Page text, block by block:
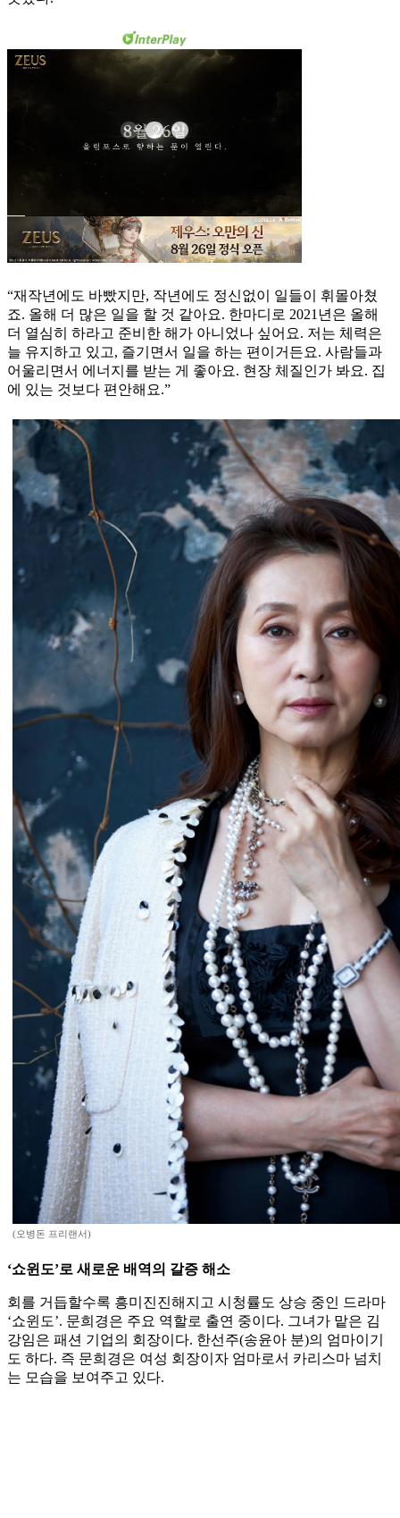
“재작년에도 바빴지만, 작년에도 정신없이 일들이 휘몰아쳤
죠. 올해 더 많은 일을 할 것 같아요. 한마디로 2021년은 올해
더 열심히 하라고 준비한 해가 아니었나 싶어요. 저는 체력은
늘 유지하고 있고, 즐기면서 일을 하는 편이거든요. 사람들과
어울리면서 에너지를 받는 게 좋아요. 현장 체질인가 봐요. 집
에 있는 것보다 편안해요.”
(오병돈 프리랜서)
‘쇼윈도’로 새로운 배역의 갈증 해소
회를 거듭할수록 흥미진진해지고 시청률도 상승 중인 드라마
‘쇼윈도’. 문희경은 주요 역할로 출연 중이다. 그녀가 맡은 김
강임은 패션 기업의 회장이다. 한선주(송윤아 분)의 엄마이기
도 하다. 즉 문희경은 여성 회장이자 엄마로서 카리스마 넘치
는 모습을 보여주고 있다.